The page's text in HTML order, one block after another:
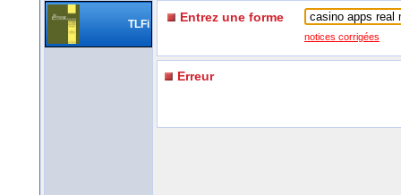
TLFi Entrez une forme
notices corrigées
Erreur